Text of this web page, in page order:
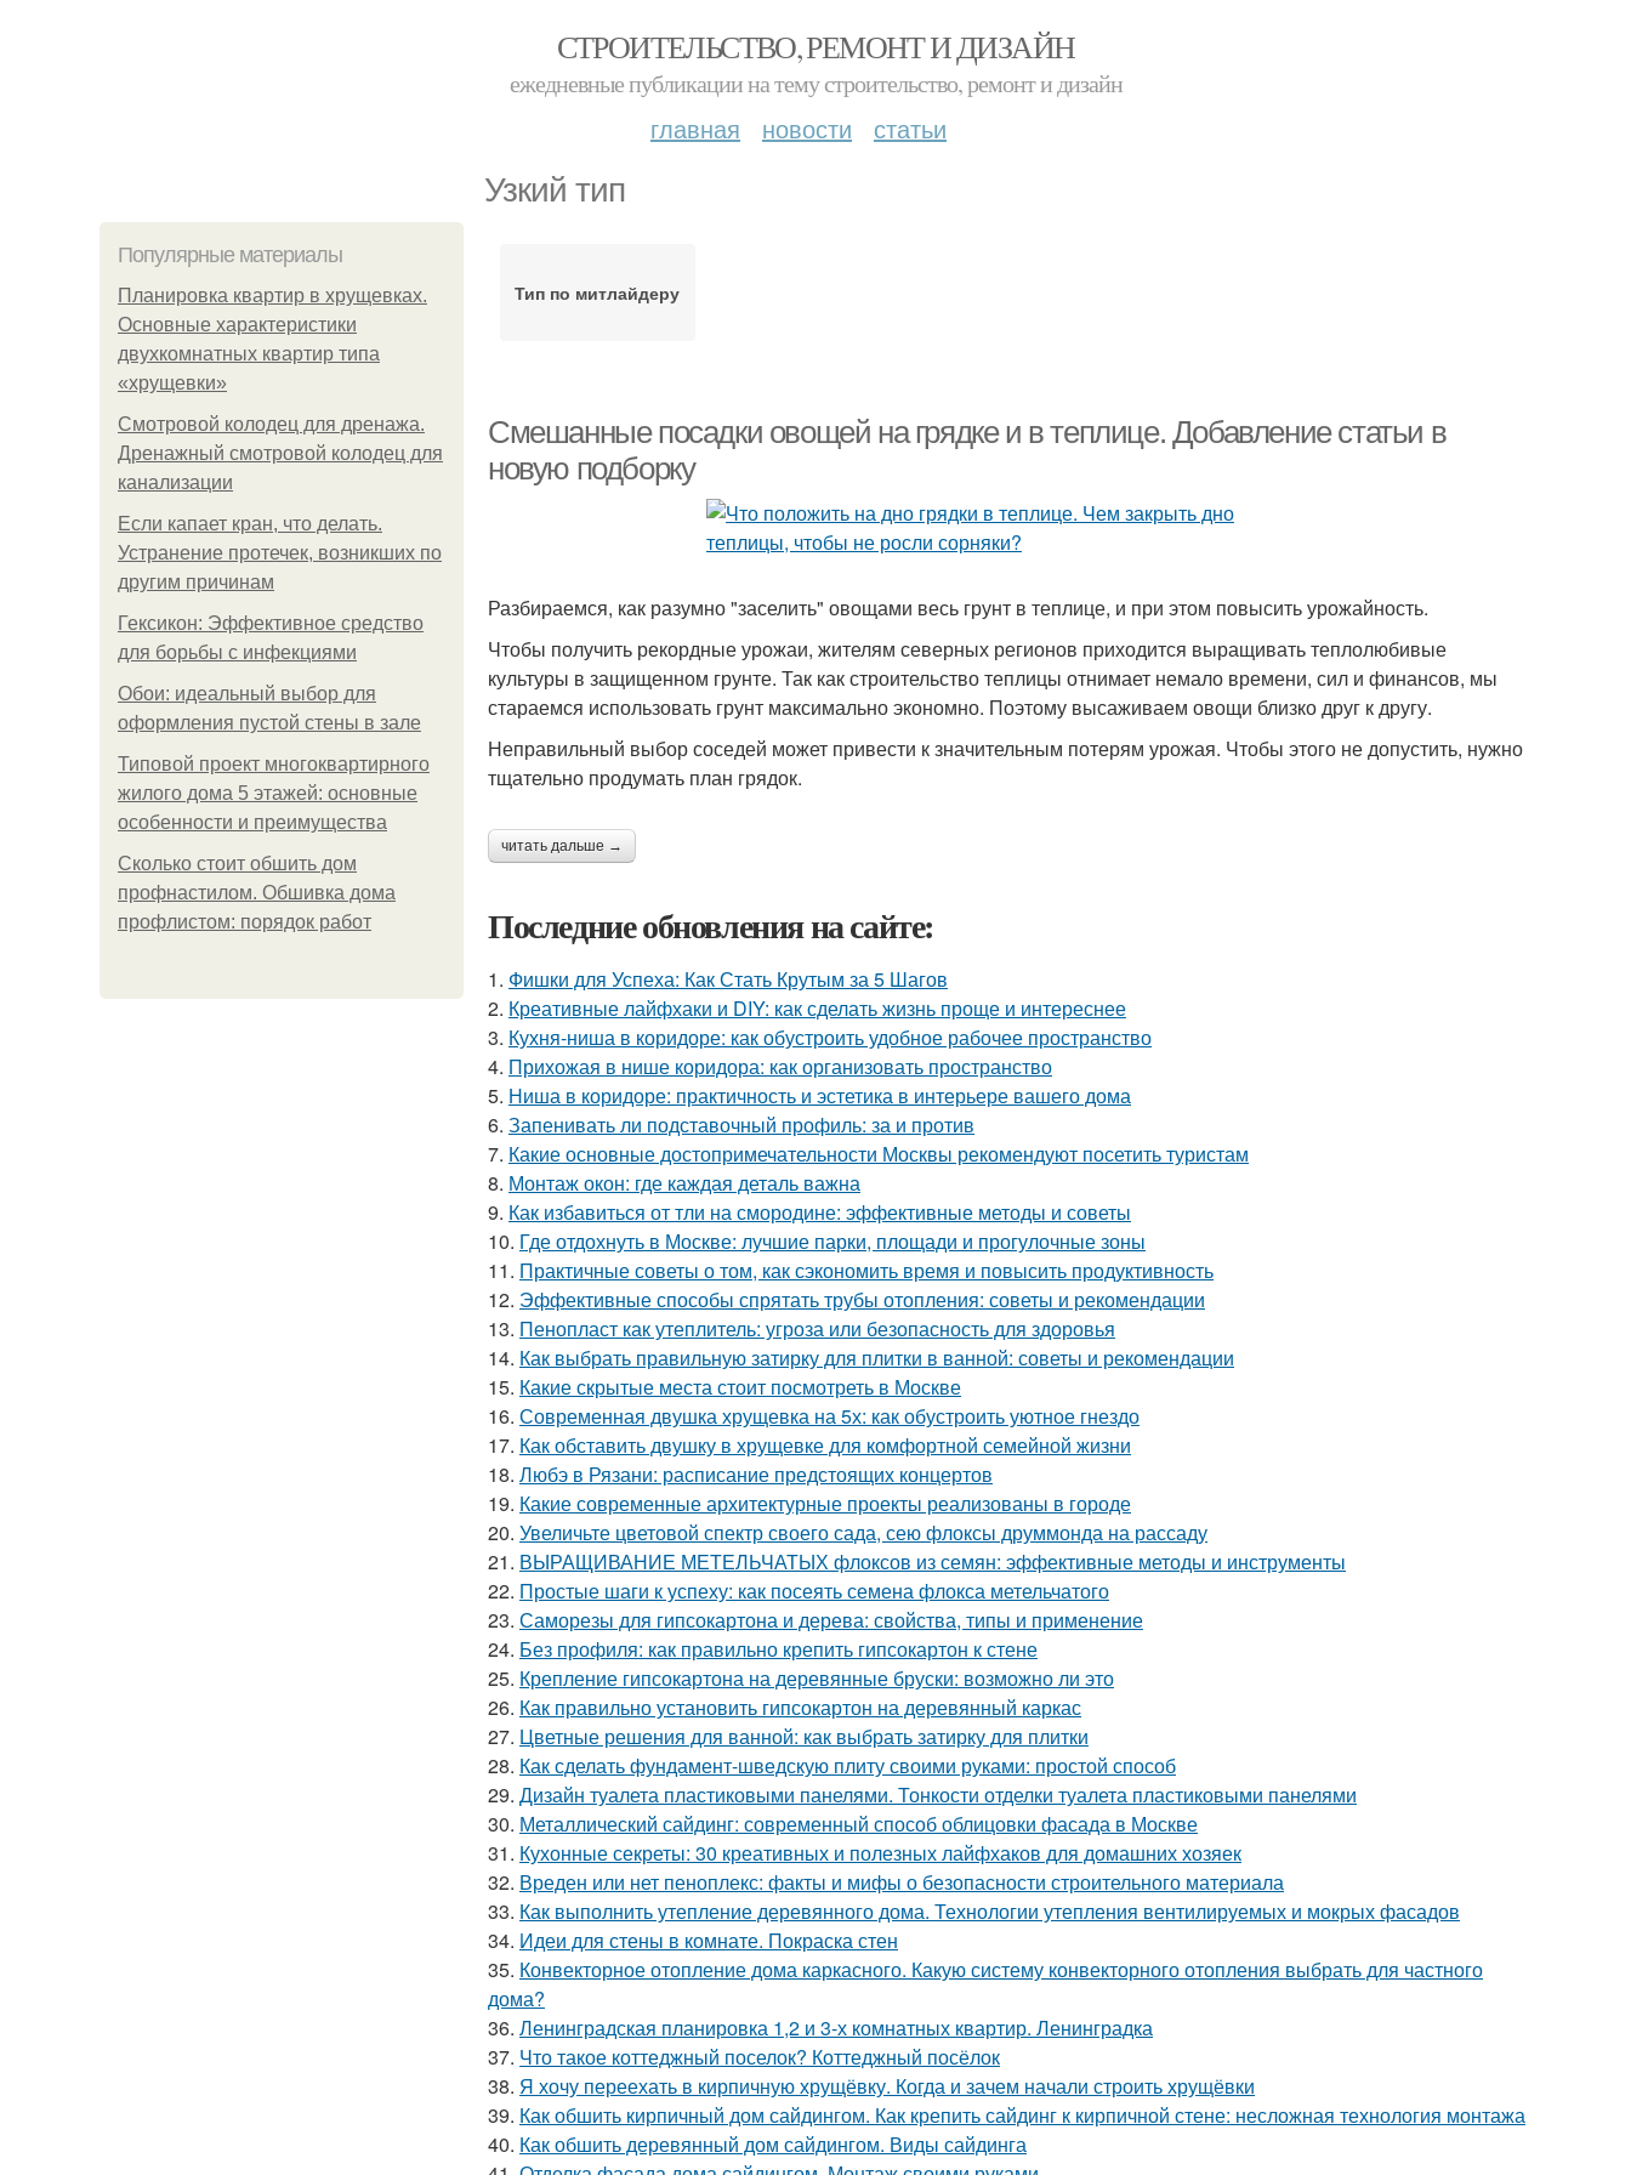
СТРОИТЕЛЬСТВО, РЕМОНТ И ДИЗАЙН
ежедневные публикации на тему строительство, ремонт и дизайн
главная новости статьи
Узкий тип
Популярные материалы
Планировка квартир в хрущевках.
Основные характеристики
двухкомнатных квартир типа
«хрущевки»
Смотровой колодец для дренажа.
Дренажный смотровой колодец для
канализации
Если капает кран, что делать.
Устранение протечек, возникших по
другим причинам
Гексикон: Эффективное средство
для борьбы с инфекциями
Обои: идеальный выбор для
оформления пустой стены в зале
Типовой проект многоквартирного
жилого дома 5 этажей: основные
особенности и преимущества
Сколько стоит обшить дом
профнастилом. Обшивка дома
профлистом: порядок работ
Тип по митлайдеру
Смешанные посадки овощей на грядке и в теплице. Добавление статьи в
новую подборку
Разбираемся, как разумно "заселить" овощами весь грунт в теплице, и при этом повысить урожайность.
Чтобы получить рекордные урожаи, жителям северных регионов приходится выращивать теплолюбивые
культуры в защищенном грунте. Так как строительство теплицы отнимает немало времени, сил и финансов, мы
стараемся использовать грунт максимально экономно. Поэтому высаживаем овощи близко друг к другу.
Неправильный выбор соседей может привести к значительным потерям урожая. Чтобы этого не допустить, нужно
тщательно продумать план грядок.
читать дальше →
Последние обновления на сайте:
1. Фишки для Успеха: Как Стать Крутым за 5 Шагов
2. Креативные лайфхаки и DIY: как сделать жизнь проще и интереснее
3. Кухня-ниша в коридоре: как обустроить удобное рабочее пространство
4. Прихожая в нише коридора: как организовать пространство
5. Ниша в коридоре: практичность и эстетика в интерьере вашего дома
6. Запенивать ли подставочный профиль: за и против
7. Какие основные достопримечательности Москвы рекомендуют посетить туристам
8. Монтаж окон: где каждая деталь важна
9. Как избавиться от тли на смородине: эффективные методы и советы
10. Где отдохнуть в Москве: лучшие парки, площади и прогулочные зоны
11. Практичные советы о том, как сэкономить время и повысить продуктивность
12. Эффективные способы спрятать трубы отопления: советы и рекомендации
13. Пенопласт как утеплитель: угроза или безопасность для здоровья
14. Как выбрать правильную затирку для плитки в ванной: советы и рекомендации
15. Какие скрытые места стоит посмотреть в Москве
16. Современная двушка хрущевка на 5х: как обустроить уютное гнездо
17. Как обставить двушку в хрущевке для комфортной семейной жизни
18. Любэ в Рязани: расписание предстоящих концертов
19. Какие современные архитектурные проекты реализованы в городе
20. Увеличьте цветовой спектр своего сада, сею флоксы друммонда на рассаду
21. ВЫРАЩИВАНИЕ МЕТЕЛЬЧАТЫХ флоксов из семян: эффективные методы и инструменты
22. Простые шаги к успеху: как посеять семена флокса метельчатого
23. Саморезы для гипсокартона и дерева: свойства, типы и применение
24. Без профиля: как правильно крепить гипсокартон к стене
25. Крепление гипсокартона на деревянные бруски: возможно ли это
26. Как правильно установить гипсокартон на деревянный каркас
27. Цветные решения для ванной: как выбрать затирку для плитки
28. Как сделать фундамент-шведскую плиту своими руками: простой способ
29. Дизайн туалета пластиковыми панелями. Тонкости отделки туалета пластиковыми панелями
30. Металлический сайдинг: современный способ облицовки фасада в Москве
31. Кухонные секреты: 30 креативных и полезных лайфхаков для домашних хозяек
32. Вреден или нет пеноплекс: факты и мифы о безопасности строительного материала
33. Как выполнить утепление деревянного дома. Технологии утепления вентилируемых и мокрых фасадов
34. Идеи для стены в комнате. Покраска стен
35. Конвекторное отопление дома каркасного. Какую систему конвекторного отопления выбрать для частного
дома?
36. Ленинградская планировка 1,2 и 3-х комнатных квартир. Ленинградка
37. Что такое коттеджный поселок? Коттеджный посёлок
38. Я хочу переехать в кирпичную хрущёвку. Когда и зачем начали строить хрущёвки
39. Как обшить кирпичный дом сайдингом. Как крепить сайдинг к кирпичной стене: несложная технология монтажа
40. Как обшить деревянный дом сайдингом. Виды сайдинга